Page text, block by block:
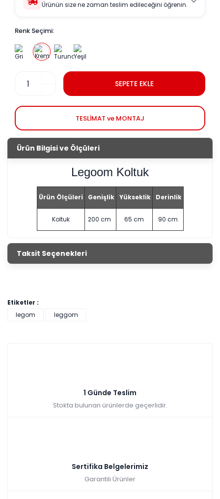
Ürünün size ne zaman teslim edileceğini öğrenin.
Renk Seçimi:
SEPETE EKLE
TESLİMAT ve MONTAJ
Ürün Bilgisi ve Ölçüleri
Legoom Koltuk
Ürün Ölçüleri Genişlik Yükseklik Derinlik
Koltuk 200 cm 65 cm 90 cm
Taksit Seçenekleri
Etiketler :
legom
leggom
1 Günde Teslim
Stokta bulunan ürünlerde geçerlidir.
Sertifika Belgelerimiz
Garantili Ürünler